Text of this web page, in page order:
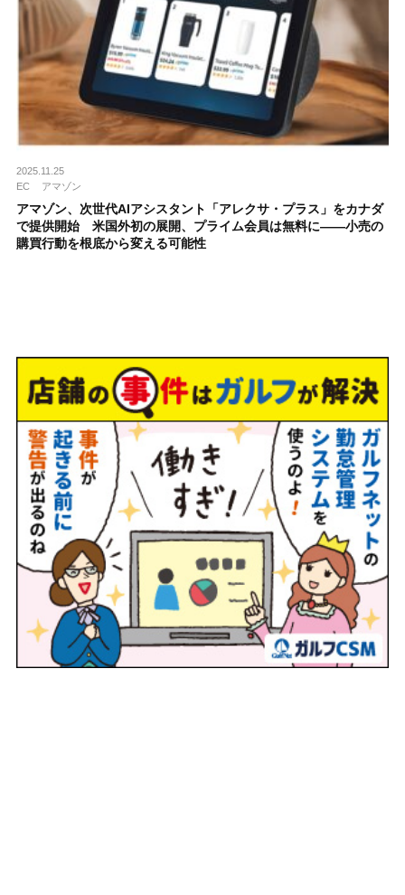
2025.11.25
EC
アマゾン
アマゾン、次世代AIアシスタント「アレクサ・プラス」をカナダ
で提供開始 米国外初の展開、プライム会員は無料に——小売の
購買行動を根底から変える可能性